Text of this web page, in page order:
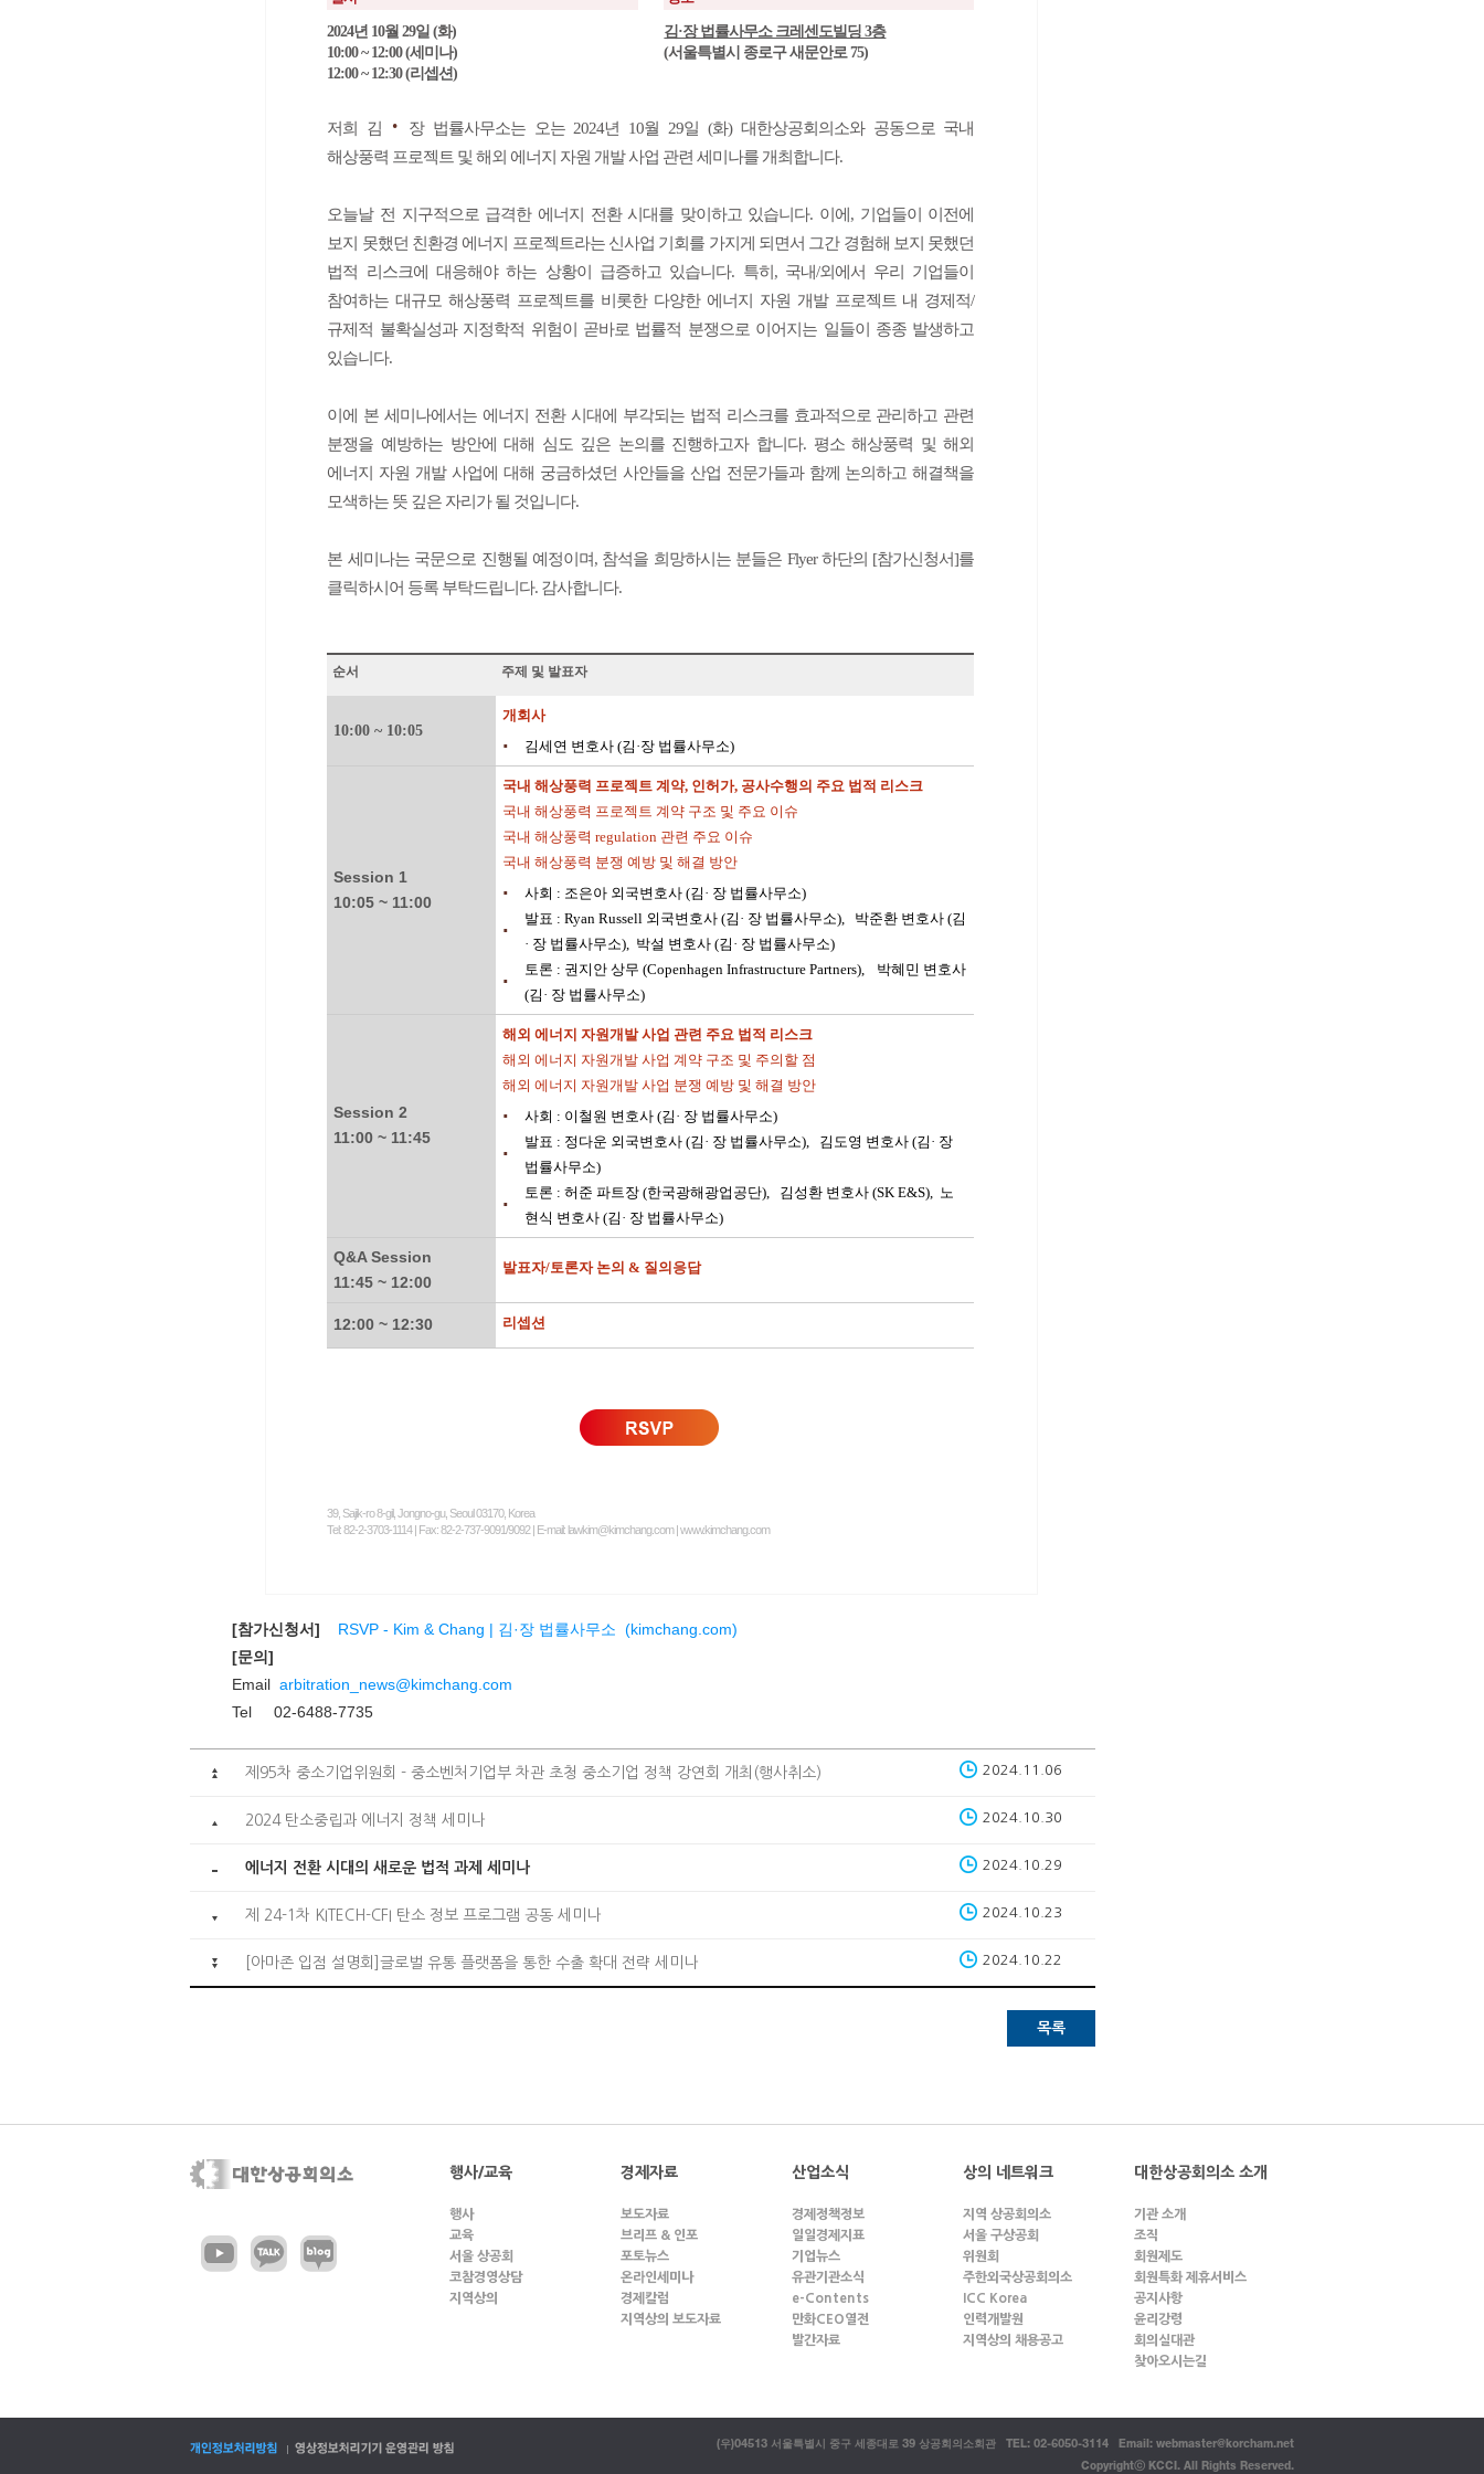
2024년 10월 29일 (화)
10:00 ~ 12:00 (세미나)
12:00 ~ 12:30 (리셉션)
김·장 법률사무소 크레센도빌딩 3층
(서울특별시 종로구 새문안로 75)
저희 김 ·
장 법률사무소는 오는 2024년 10월 29일 (화) 대한상공회의소와 공동으로 국내
해상풍력 프로젝트 및 해외 에너지 자원 개발 사업 관련 세미나를 개최합니다.
오늘날 전 지구적으로 급격한 에너지 전환 시대를 맞이하고 있습니다. 이에, 기업들이 이전에
보지 못했던 친환경 에너지 프로젝트라는 신사업 기회를 가지게 되면서 그간 경험해 보지 못했던
법적 리스크에 대응해야 하는 상황이 급증하고 있습니다. 특히, 국내/외에서 우리 기업들이
참여하는 대규모 해상풍력 프로젝트를 비롯한 다양한 에너지 자원 개발 프로젝트 내 경제적/
규제적 불확실성과 지정학적 위험이 곧바로 법률적 분쟁으로 이어지는 일들이 종종 발생하고
있습니다.
이에 본 세미나에서는 에너지 전환 시대에 부각되는 법적 리스크를 효과적으로 관리하고 관련
분쟁을 예방하는 방안에 대해 심도 깊은 논의를 진행하고자 합니다. 평소 해상풍력 및 해외
에너지 자원 개발 사업에 대해 궁금하셨던 사안들을 산업 전문가들과 함께 논의하고 해결책을
모색하는 뜻 깊은 자리가 될 것입니다.
본 세미나는 국문으로 진행될 예정이며, 참석을 희망하시는 분들은 Flyer 하단의 [참가신청서]를
클릭하시어 등록 부탁드립니다. 감사합니다.
순서 주제 및 발표자
10:00 ~ 10:05
개회사
· 김세연 변호사 (김·장 법률사무소)
Session 1
10:05 ~ 11:00
국내 해상풍력 프로젝트 계약, 인허가, 공사수행의 주요 법적 리스크
국내 해상풍력 프로젝트 계약 구조 및 주요 이슈
국내 해상풍력 regulation 관련 주요 이슈
국내 해상풍력 분쟁 예방 및 해결 방안
· 사회 : 조은아 외국변호사 (김· 장 법률사무소)
· 발표 : Ryan Russell 외국변호사 (김· 장 법률사무소),
박준환 변호사 (김
· 장 법률사무소), 박설 변호사 (김· 장 법률사무소)
· 토론 : 권지안 상무 (Copenhagen Infrastructure Partners),
박혜민 변호사
(김· 장 법률사무소)
Session 2
11:00 ~ 11:45
해외 에너지 자원개발 사업 관련 주요 법적 리스크
해외 에너지 자원개발 사업 계약 구조 및 주의할 점
해외 에너지 자원개발 사업 분쟁 예방 및 해결 방안
· 사회 : 이철원 변호사 (김· 장 법률사무소)
· 발표 : 정다운 외국변호사 (김· 장 법률사무소), 김도영 변호사 (김· 장
법률사무소)
· 토론 : 허준 파트장 (한국광해광업공단), 김성환 변호사 (SK E&S), 노
현식 변호사 (김· 장 법률사무소)
Q&A Session
11:45 ~ 12:00
발표자/토론자 논의 & 질의응답
12:00 ~ 12:30 리셉션
39, Sajik-ro 8-gil, Jongno-gu, Seoul 03170, Korea
Tel: 82-2-3703-1114 | Fax: 82-2-737-9091/9092 | E-mail: lawkim@kimchang.com|www.kimchang.com
[참가신청서] RSVP - Kim & Chang | 김·장 법률사무소 (kimchang.com)
[문의]
Email arbitration_news@kimchang.com
Tel 02-6488-7735
제95차 중소기업위원회 - 중소벤처기업부 차관 초청 중소기업 정책 강연회 개최(행사취소) 2024.11.06
2024 탄소중립과 에너지 정책 세미나 2024.10.30
에너지 전환 시대의 새로운 법적 과제 세미나 2024.10.29
제 24-1차 KITECH-CFI 탄소 정보 프로그램 공동 세미나 2024.10.23
[아마존 입점 설명회]글로벌 유통 플랫폼을 통한 수출 확대 전략 세미나 2024.10.22
목록
행사/교육
행사
교육
서울 상공회
코참경영상담
지역상의
경제자료
보도자료
브리프 & 인포
포토뉴스
온라인세미나
경제칼럼
지역상의 보도자료
산업소식
경제정책정보
일일경제지표
기업뉴스
유관기관소식
e-Contents
만화CEO열전
발간자료
상의 네트워크
지역 상공회의소
서울 구상공회
위원회
주한외국상공회의소
ICC Korea
인력개발원
지역상의 채용공고
대한상공회의소 소개
기관 소개
조직
회원제도
회원특화 제휴서비스
공지사항
윤리강령
회의실대관
찾아오시는길
(우)04513 서울특별시 중구 세종대로 39 상공회의소회관 TEL: 02-6050-3114 Email: webmaster@korcham.net
Copyrightⓒ KCCI. All Rights Reserved.